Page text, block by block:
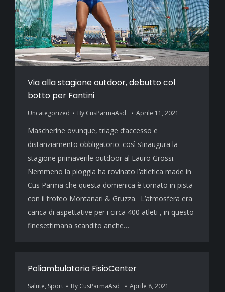
Via alla stagione outdoor, debutto col
botto per Fantini
Uncategorized By CusParmaAsd_ Aprile 11, 2021
Mascherine ovunque, triage d’accesso e
distanziamento obbligatorio: così s’inaugura la
stagione primaverile outdoor al Lauro Grossi.
Nemmeno la pioggia ha rovinato l’atletica made in
Cus Parma che questa domenica è tornato in pista
con il trofeo Montanari & Gruzza. L’atmosfera era
carica di aspettative per i circa 400 atleti , in questo
finesettimana scandito anche…
Poliambulatorio FisioCenter
Salute, Sport By CusParmaAsd_ Aprile 8, 2021